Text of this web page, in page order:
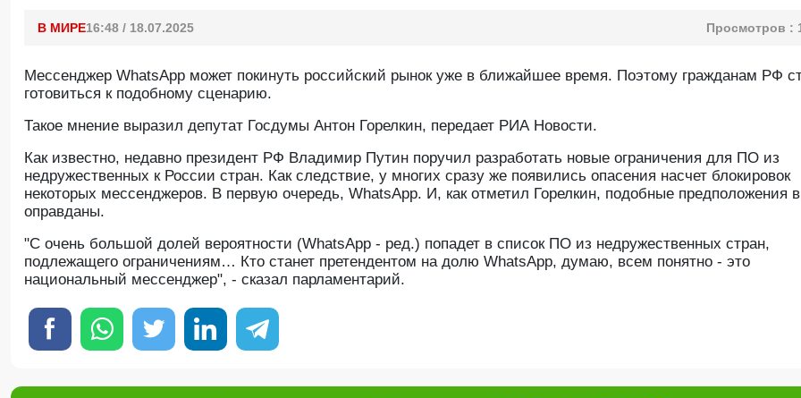
В МИРЕ16:48 / 18.07.2025 Просмотров :
Мессенджер WhatsApp может покинуть российский рынок уже в ближайшее время. Поэтому гражданам РФ
готовиться к подобному сценарию.
Такое мнение выразил депутат Госдумы Антон Горелкин, передает РИА Новости.
Как известно, недавно президент РФ Владимир Путин поручил разработать новые ограничения для ПО из
недружественных к России стран. Как следствие, у многих сразу же появились опасения насчет блокировок
некоторых мессенджеров. В первую очередь, WhatsApp. И, как отметил Горелкин, подобные предположения
оправданы.
"С очень большой долей вероятности (WhatsApp - ред.) попадет в список ПО из недружественных стран,
подлежащего ограничениям… Кто станет претендентом на долю WhatsApp, думаю, всем понятно - это
национальный мессенджер", - сказал парламентарий.